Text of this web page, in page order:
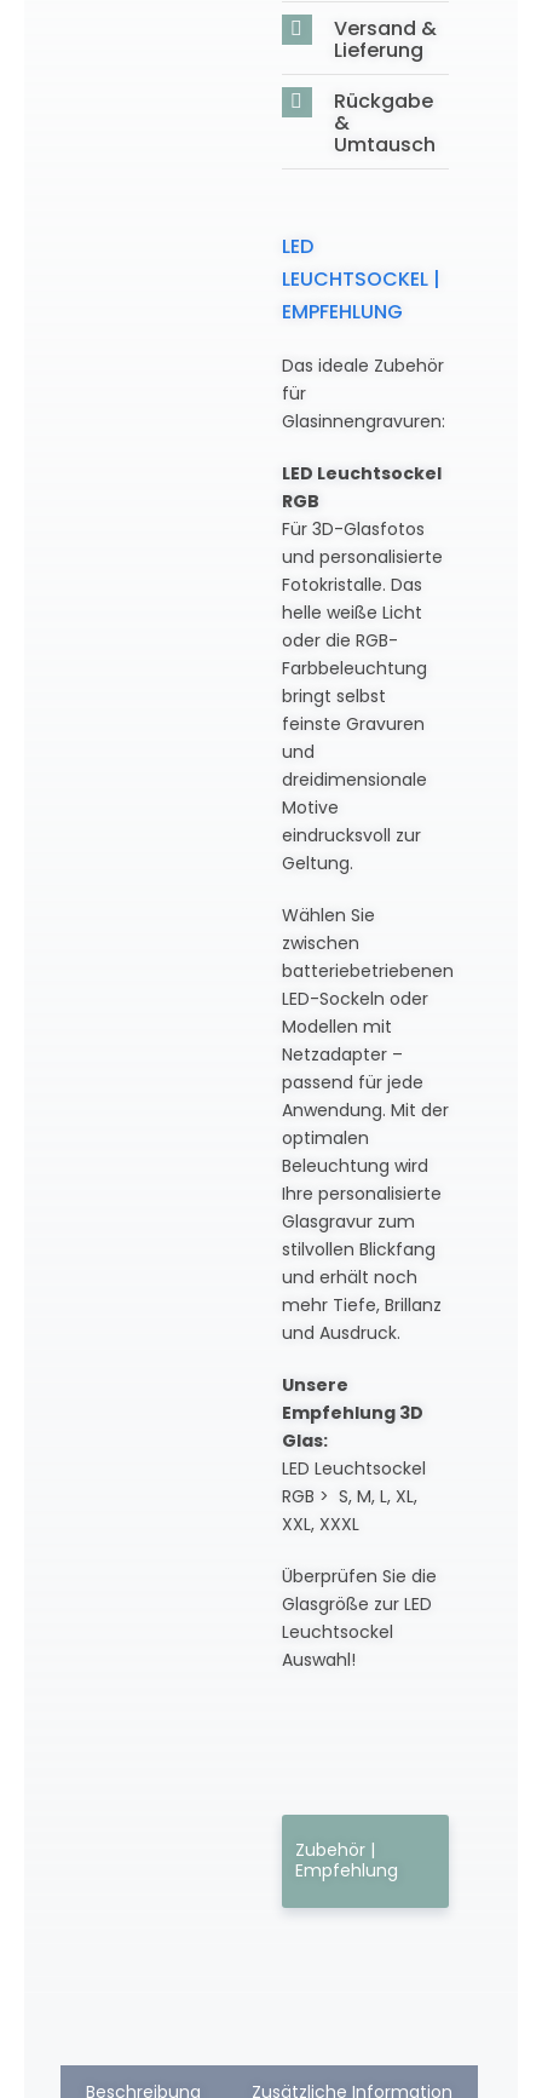
Versand &
Lieferung
Rückgabe
&
Umtausch
LED
LEUCHTSOCKEL |
EMPFEHLUNG
Das ideale Zubehör
für
Glasinnengravuren:
LED Leuchtsockel
RGB
Für 3D-Glasfotos
und personalisierte
Fotokristalle. Das
helle weiße Licht
oder die RGB-
Farbbeleuchtung
bringt selbst
feinste Gravuren
und
dreidimensionale
Motive
eindrucksvoll zur
Geltung.
Wählen Sie
zwischen
batteriebetriebenen
LED-Sockeln oder
Modellen mit
Netzadapter –
passend für jede
Anwendung. Mit der
optimalen
Beleuchtung wird
Ihre personalisierte
Glasgravur zum
stilvollen Blickfang
und erhält noch
mehr Tiefe, Brillanz
und Ausdruck.
Unsere
Empfehlung 3D
Glas:
LED Leuchtsockel
RGB > S, M, L, XL,
XXL, XXXL
Überprüfen Sie die
Glasgröße zur LED
Leuchtsockel
Auswahl!
Zubehör |
Empfehlung
Beschreibung Zusätzliche Information